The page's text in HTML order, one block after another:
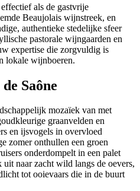
als de gastvrije
Beaujolais wijnstreek, en
authentieke stedelijke sfeer
pastorale wijngaarden en
expertise die zorgvuldig is
lokale wijnboeren.
Saône
mozaïek van met
graanvelden en
en ijsvogels in overvloed
zomer onthullen een groen
onderdompelt in een palet
naar zacht wild langs de oevers,
tot ooievaars die in de buurt